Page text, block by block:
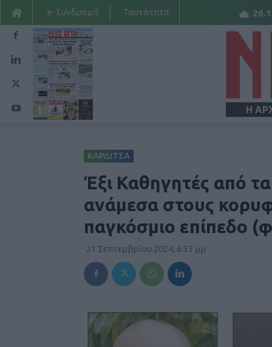
26.1
e-Συνδρομή Ταυτότητα
Η
ΚΑΡΔΙΤΣΑ
Έξι Καθηγητές από
ανάμεσα στους
παγκόσμιο επίπεδο
21 Σεπτεμβρίου 2024, 6:33 μμ